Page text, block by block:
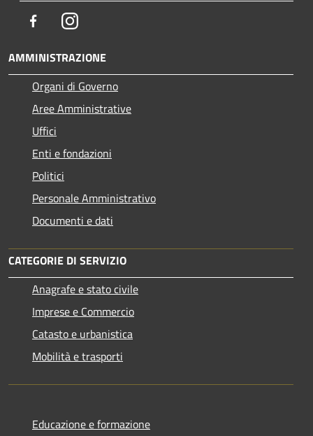
FacebookInstagram
AMMINISTRAZIONE
Organi di Governo
Aree Amministrative
Uffici
Enti e fondazioni
Politici
Personale Amministrativo
Documenti e dati
CATEGORIE DI SERVIZIO
Anagrafe e stato civile
Imprese e Commercio
Catasto e urbanistica
Mobilità e trasporti
Educazione e formazione